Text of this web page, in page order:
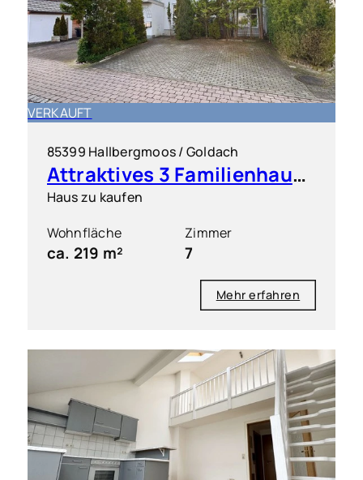
VERKAUFT
85399 Hallbergmoos / Goldach
Attraktives 3 Familienhaus in ruhiger Lage
Haus zu kaufen
Wohnfläche
ca. 219 m²
Zimmer
7
Mehr erfahren